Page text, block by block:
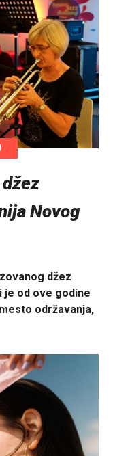
Novog
džez
je od ove godine
održavanja,